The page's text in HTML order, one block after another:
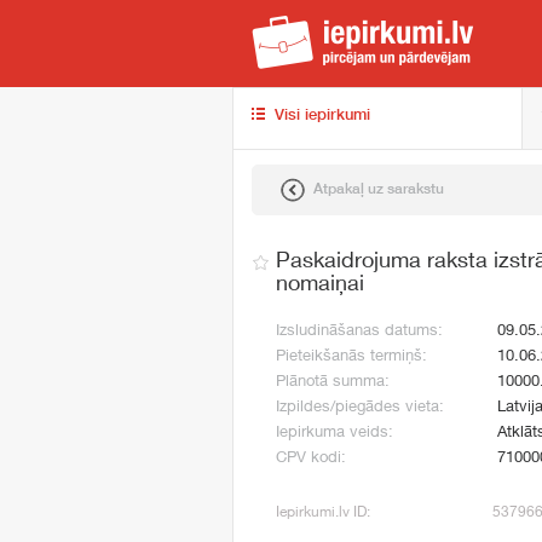
Visi iepirkumi
Atpakaļ uz sarakstu
Paskaidrojuma raksta
nomaiņai
Izsludināšanas datums:
Pieteikšanās termiņš:
Plānotā summa:
Izpildes/piegādes vieta:
Iepirkuma veids:
CPV kodi:
Iepirkumi.lv ID: